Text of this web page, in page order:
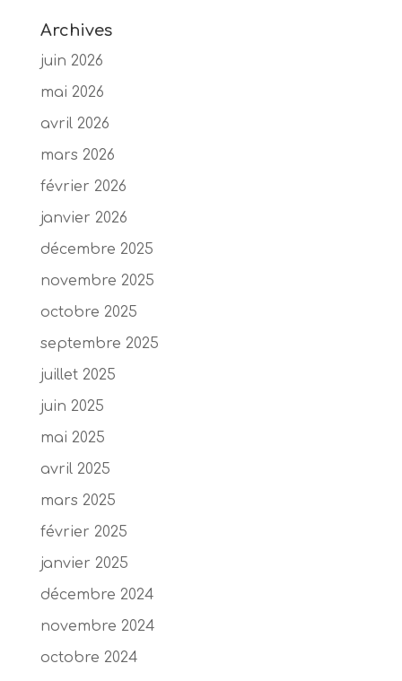
Archives
juin 2026
mai 2026
avril 2026
mars 2026
février 2026
janvier 2026
décembre 2025
novembre 2025
octobre 2025
septembre 2025
juillet 2025
juin 2025
mai 2025
avril 2025
mars 2025
février 2025
janvier 2025
décembre 2024
novembre 2024
octobre 2024